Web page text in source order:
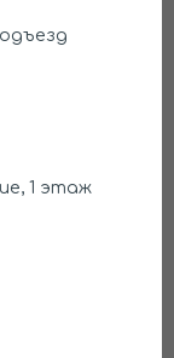
от
в
вранье.
работу при
пусть
руб. Сумма
более
смысла из-
1 этаж